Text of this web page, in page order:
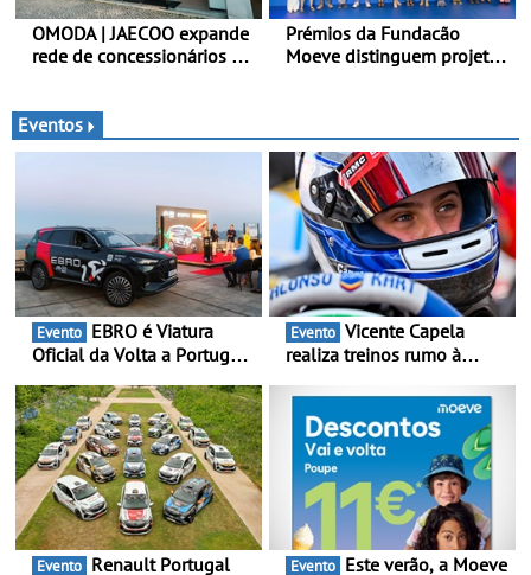
OMODA | JAECOO expande
rede de concessionários -
bom ritmo
Prémios da Fundacão
Moeve distinguem projeto
Eventos
Evento
Oficial da Volta a Portugal
presença nacional ao lado
da mítica prova de ciclismo
e leva a sua gama SUV
multi-energia às estradas
de Portugal
Evento
realiza treinos rumo à
Portugal Karting e mira boa
estreia - O Campeonato
Portugal Karting 2026
decorre entre 1 de Março e
6 de Setembro
Evento Evento